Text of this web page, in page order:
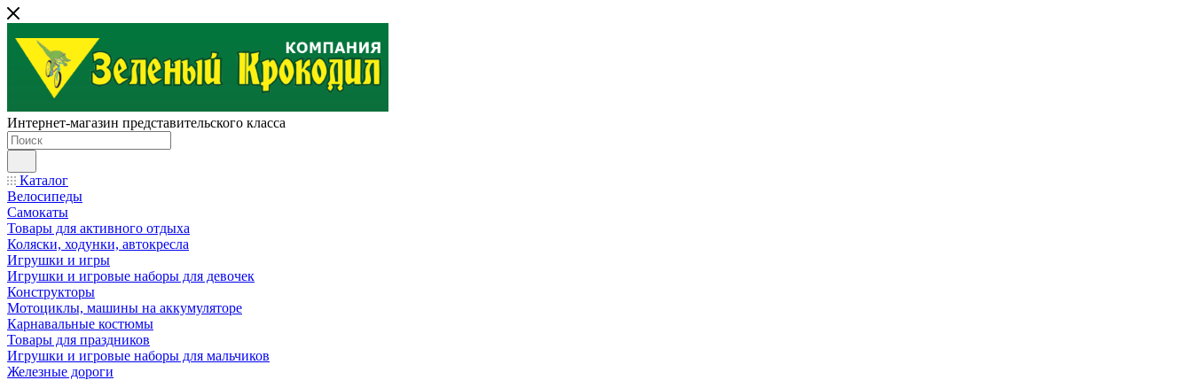
Интернет-магазин представительского класса
Каталог
Велосипеды
Самокаты
Товары для активного отдыха
Коляски, ходунки, автокресла
Игрушки и игры
Игрушки и игровые наборы для девочек
Конструкторы
Мотоциклы, машины на аккумуляторе
Карнавальные костюмы
Товары для праздников
Игрушки и игровые наборы для мальчиков
Железные дороги